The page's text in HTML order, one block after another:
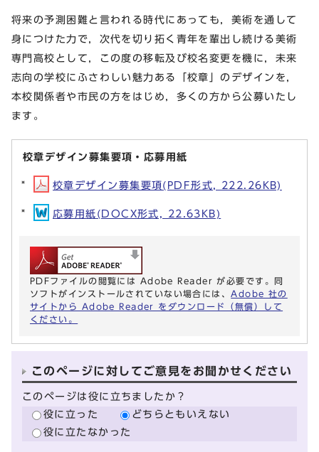
将来の予測困難と言われる時代にあっても，美術を通して
身につけた力で，次代を切り拓く青年を輩出し続ける美術
専門高校として，この度の移転及び校名変更を機に，未来
志向の学校にふさわしい魅力ある「校章」のデザインを，
本校関係者や市民の方をはじめ，多くの方から公募いたし
ます。
校章デザイン募集要項・応募用紙
校章デザイン募集要項(PDF形式, 222.26KB)
応募用紙(DOCX形式, 22.63KB)
PDFファイルの閲覧には Adobe Reader が必要です。同
ソフトがインストールされていない場合には、 Adobe 社の
サイトから Adobe Reader をダウンロード（無償）して
ください。
このページに対してご意見をお聞かせください
このページは役に立ちましたか？
役に立った
どちらともいえない
役に立たなかった